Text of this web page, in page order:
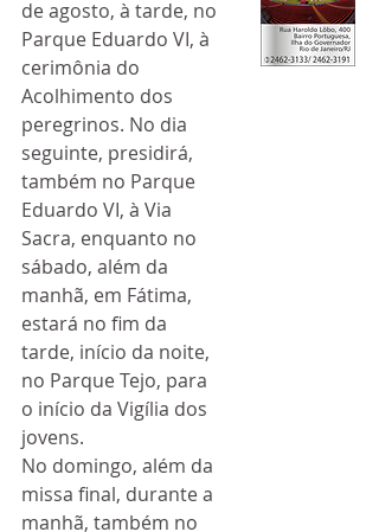
de agosto, à tarde, no
Parque Eduardo VI, à
cerimônia do
Acolhimento dos
peregrinos. No dia
seguinte, presidirá,
também no Parque
Eduardo VI, à Via
Sacra, enquanto no
sábado, além da
manhã, em Fátima,
estará no fim da
tarde, início da noite,
no Parque Tejo, para
o início da Vigília dos
jovens.
No domingo, além da
missa final, durante a
manhã, também no